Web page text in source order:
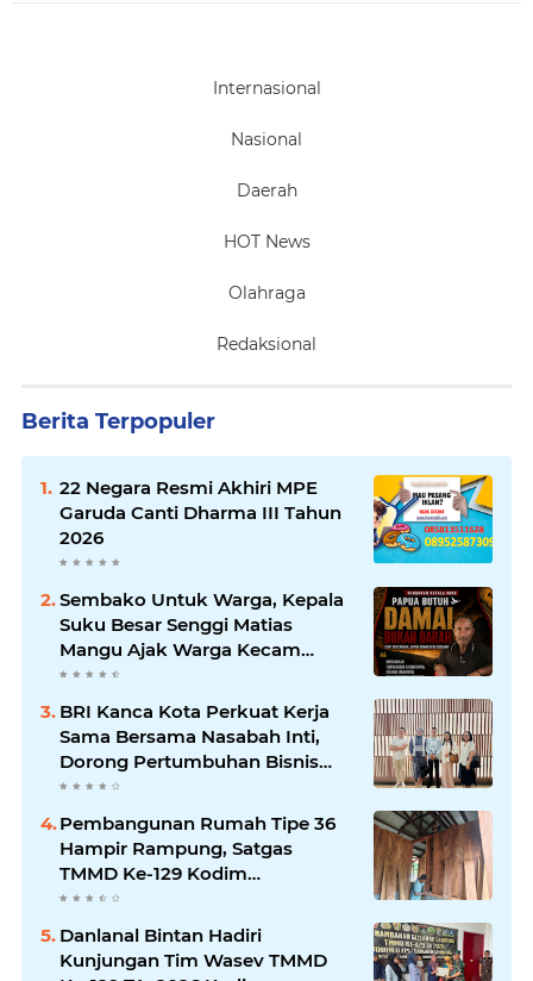
Internasional
Nasional
Daerah
HOT News
Olahraga
Redaksional
Berita Terpopuler
22 Negara Resmi Akhiri MPE
Garuda Canti Dharma III Tahun
2026
Sembako Untuk Warga, Kepala
Suku Besar Senggi Matias
Mangu Ajak Warga Kecam
Pembunuhan Warga Sipil di
BRI Kanca Kota Perkuat Kerja
Sama Bersama Nasabah Inti,
Dorong Pertumbuhan Bisnis
Berkelanjutan
Pembangunan Rumah Tipe 36
Hampir Rampung, Satgas
TMMD Ke-129 Kodim
1807/Sorong Selatan Wujudkan
Danlanal Bintan Hadiri
Kunjungan Tim Wasev TMMD